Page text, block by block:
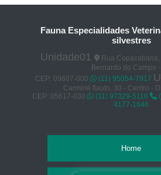
Fauna Especialidades
silvestres
Unidade01
Rua
Bernardo do Campo
CEP: 09607-000
(11) 95054-7917
Carminé flauto, 30 - Centro -
CEP: 05617-030
(11) 97329-5116
4177-1648
Home